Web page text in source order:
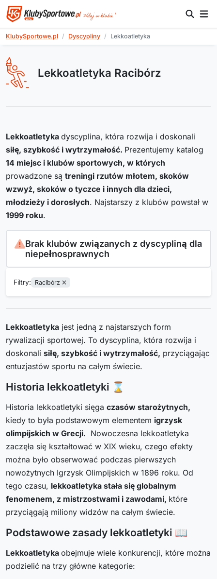
KlubySportowe.pl Dyscypliny Lekkoatletyka
Lekkoatletyka Racibórz
Lekkoatletyka dyscyplina, która rozwija i doskonali
siłę, szybkość i wytrzymałość. Prezentujemy katalog
14 miejsc i klubów sportowych, w których
prowadzone są treningi rzutów młotem, skoków
wzwyż, skoków o tyczce i innych dla dzieci,
młodzieży i dorosłych. Najstarszy z klubów powstał w
1999 roku.
Brak klubów związanych z dyscypliną dla
niepełnosprawnych
Filtry: Racibórz
Lekkoatletyka jest jedną z najstarszych form
rywalizacji sportowej. To dyscyplina, która rozwija i
doskonali siłę, szybkość i wytrzymałość, przyciągając
entuzjastów sportu na całym świecie.
Historia lekkoatletyki ⌛
Historia lekkoatletyki sięga czasów starożytnych,
kiedy to była podstawowym elementem igrzysk
olimpijskich w Grecji. Nowoczesna lekkoatletyka
zaczęła się kształtować w XIX wieku, czego efekty
można było obserwować podczas pierwszych
nowożytnych Igrzysk Olimpijskich w 1896 roku. Od
tego czasu, lekkoatletyka stała się globalnym
fenomenem, z mistrzostwami i zawodami, które
przyciągają miliony widzów na całym świecie.
Podstawowe zasady lekkoatletyki 📖
Lekkoatletyka obejmuje wiele konkurencji, które można
podzielić na trzy główne kategorie: